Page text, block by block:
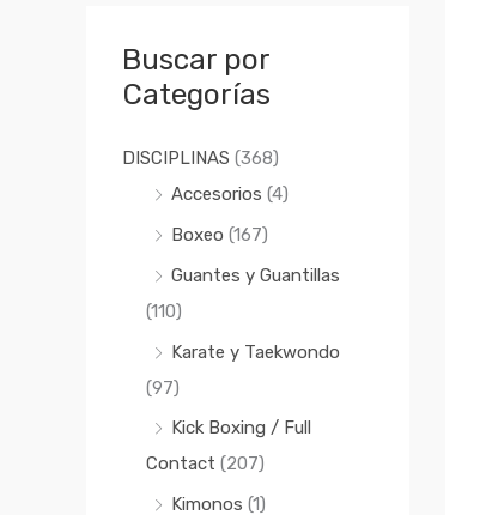
p
r
Buscar por
Categorías
DISCIPLINAS (368)
Accesorios (4)
Boxeo (167)
Guantes y Guantillas
(110)
Karate y Taekwondo
(97)
Kick Boxing / Full
Contact (207)
Kimonos (1)
m
n